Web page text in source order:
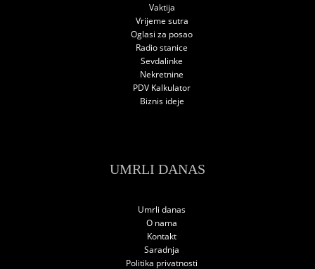
Vaktija
Vrijeme sutra
Oglasi za posao
Radio stanice
Sevdalinke
Nekretnine
PDV Kalkulator
Biznis ideje
UMRLI DANAS
Umrli danas
O nama
Kontakt
Saradnja
Politika privatnosti